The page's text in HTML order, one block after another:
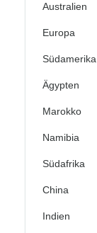
Australien
Europa
Südamerika
Ägypten
Marokko
Namibia
Südafrika
China
Indien